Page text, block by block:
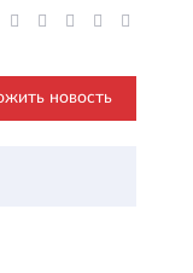
новость